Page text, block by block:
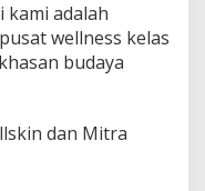
kami adalah
wellness kelas
budaya
dan Mitra